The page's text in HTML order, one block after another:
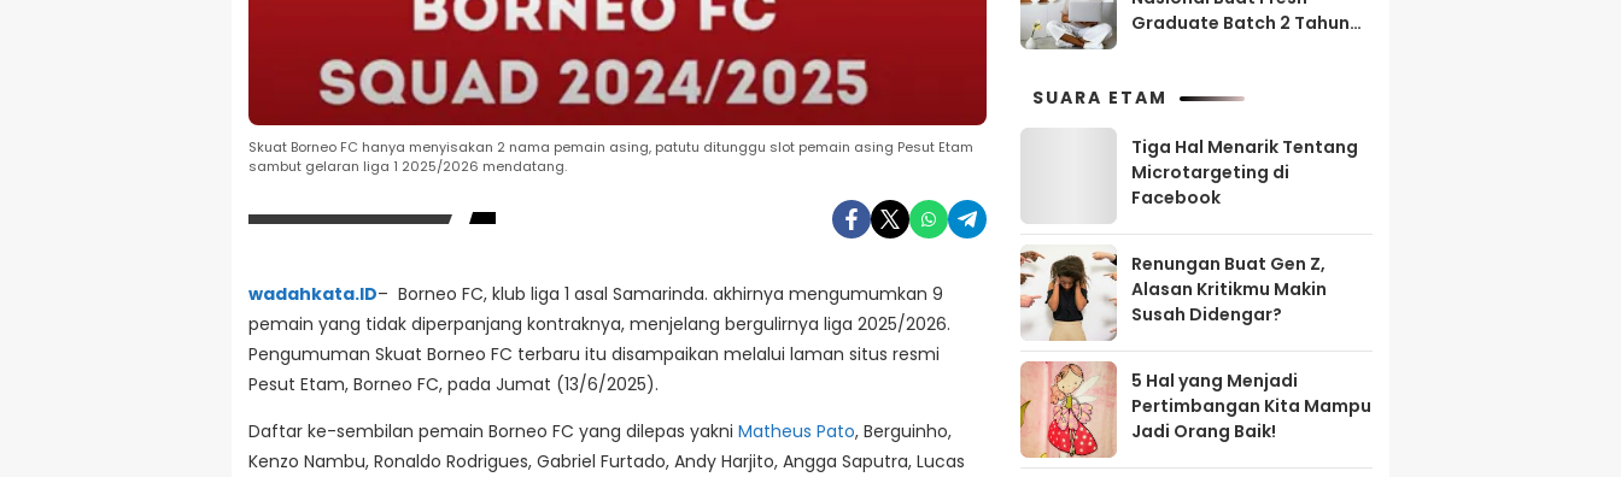
Skuat Borneo FC hanya menyisakan 2 nama pemain asing, patutu ditunggu slot pemain asing Pesut Etam
sambut gelaran liga 1 2025/2026 mendatang.
wadahkata.ID– Borneo FC, klub liga 1 asal Samarinda. akhirnya mengumumkan 9
pemain yang tidak diperpanjang kontraknya, menjelang bergulirnya liga 2025/2026.
Pengumuman Skuat Borneo FC terbaru itu disampaikan melalui laman situs resmi
Pesut Etam, Borneo FC, pada Jumat (13/6/2025).
Daftar ke-sembilan pemain Borneo FC yang dilepas yakni Matheus Pato, Berguinho,
Kenzo Nambu, Ronaldo Rodrigues, Gabriel Furtado, Andy Harjito, Angga Saputra, Lucas
Graduate Batch 2 Tahun
SUARA ETAM
Tiga Hal Menarik Tentang
Microtargeting di
Facebook
Renungan Buat Gen Z,
Alasan Kritikmu Makin
Susah Didengar?
5 Hal yang Menjadi
Pertimbangan Kita Mampu
Jadi Orang Baik!